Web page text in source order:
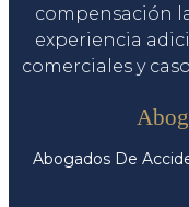
compensación
experiencia
comerciales y
Abogados De